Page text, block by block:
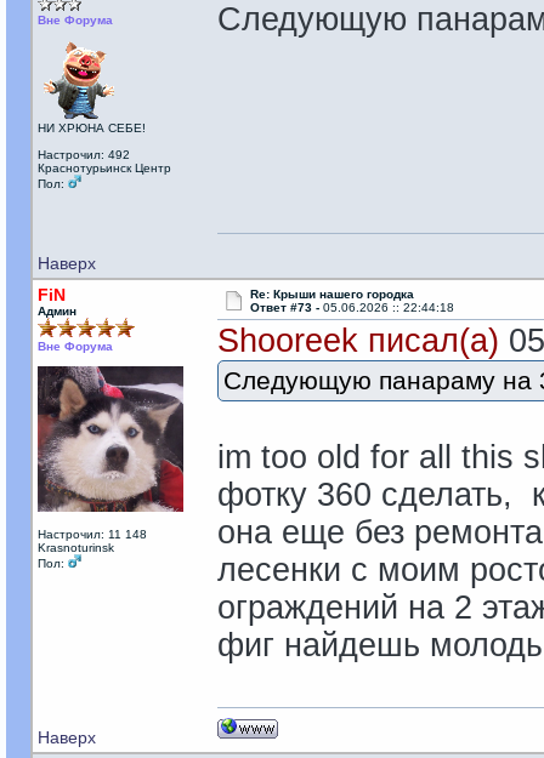
Вне Форума
НИ ХРЮНА СЕБЕ!
Настрочил: 492
Краснотурьинск Центр
Пол:
Следующую
Наверх
FiN
Админ
Вне Форума
Настрочил: 11 148
Krasnoturinsk
Пол:
Re: Крыши нашего городка
Ответ #73 - 05.06.2026 :: 22:44:18
Shooreek писал(а)
Следующую панараму на
im too old for all this
фотку 360 cделать,
она еще без
лесенки с моим
ограждений на 2
фиг найдешь
Наверх